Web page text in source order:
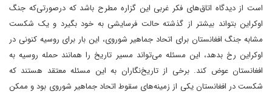
است از دیدگاه اتاق‌های فکر غربی این گزاره مطرح باشد که درصورتی‌که جنگ
اوکراین بتواند بیشتر از گذشته حالت فرسایشی به خود بگیرد و یک شکست
مشابه جنگ افغانستان برای اتحاد جماهیر شوروی، این بار برای روسیه کنونی در
اوکراین رخ بدهد، این مسئله می‌تواند مسیر تاریخ را همانند حمله روسیه به
افغانستان عوض کند. برخی از تاریخ‌نگاران به این مسئله معتقد هستند که
شکست در افغانستان یکی از زمینه‌های سقوط اتحاد جماهیر شوروی بود و ممکن